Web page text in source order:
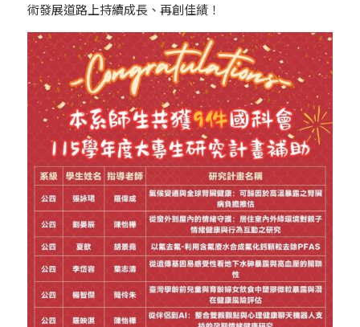
術發展道路上持續成長、再創佳績！